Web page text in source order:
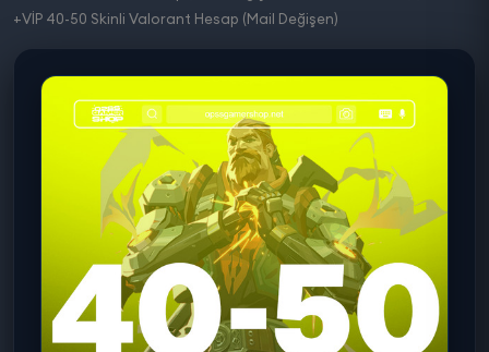
+VİP 40-50 Skinli Valorant Hesap (Mail Değişen)